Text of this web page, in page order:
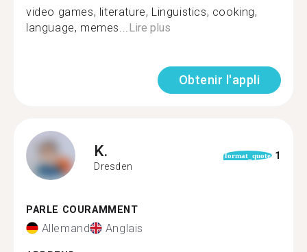
video games, literature, Linguistics, cooking,
language, memes...Lire plus
Obtenir l'appli
K.
Dresden
format_quote 1
PARLE COURAMMENT
Allemand Anglais